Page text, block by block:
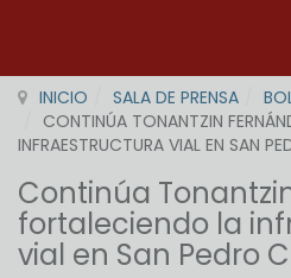
INICIO SALA DE PRENSA
CONTINÚA TONANTZIN
INFRAESTRUCTURA VIAL EN SAN
Continúa
fortaleciendo la
vial en San Pedro